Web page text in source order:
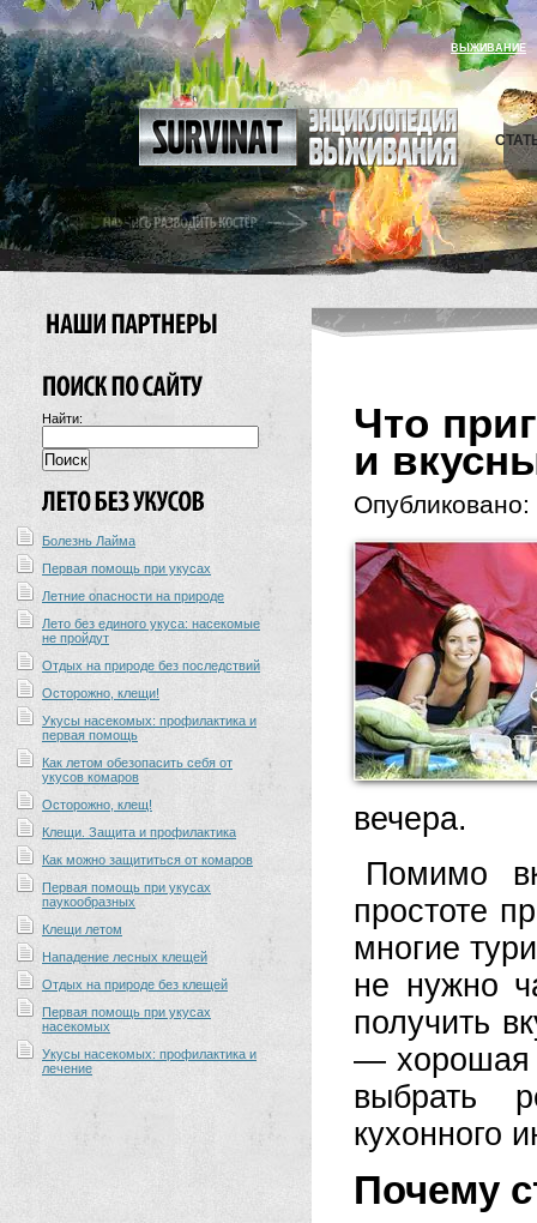
ВЫЖИВАНИЕ
Найти:
Болезнь Лайма
Первая помощь при укусах
Летние опасности на природе
Лето без единого укуса: насекомые
не пройдут
Отдых на природе без последствий
Осторожно, клещи!
Укусы насекомых: профилактика и
первая помощь
Как летом обезопасить себя от
укусов комаров
Осторожно, клещ!
Клещи. Защита и профилактика
Как можно защититься от комаров
Первая помощь при укусах
паукообразных
Клещи летом
Нападение лесных клещей
Отдых на природе без клещей
Первая помощь при укусах
насекомых
Укусы насекомых: профилактика и
лечение
Что
и
Опубликовано:
вечера.
Помимо
простоте
многие
не нужно
получить
— хорошая
выбрать
кухонного
Почему